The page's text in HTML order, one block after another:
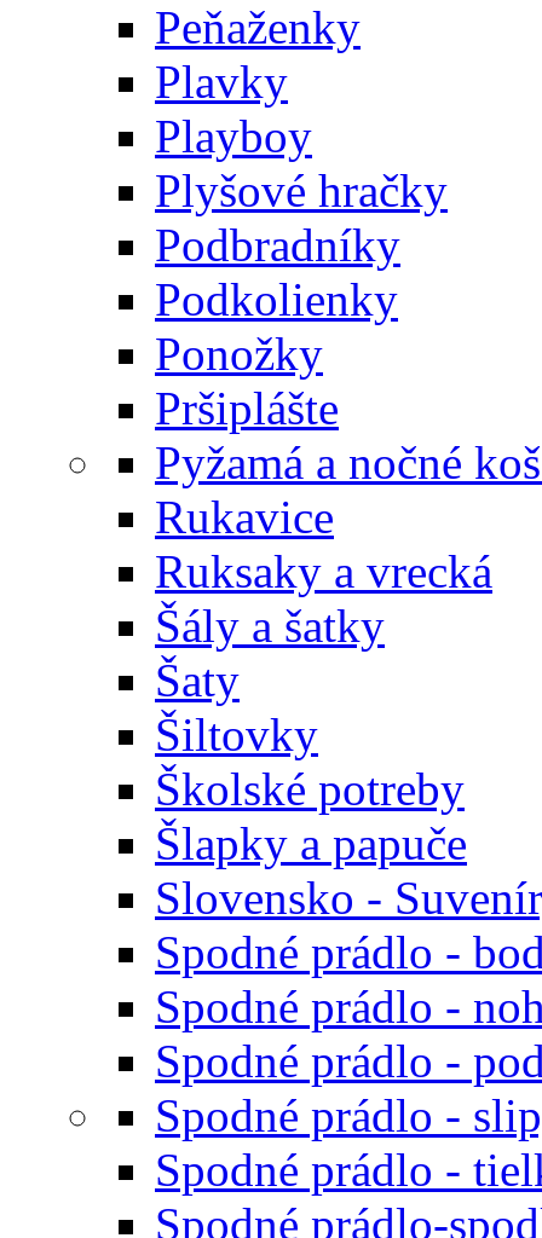
Peňaženky
Plavky
Playboy
Plyšové hračky
Podbradníky
Podkolienky
Ponožky
Pršiplášte
Pyžamá a nočné
Rukavice
Ruksaky a vrecká
Šály a šatky
Šaty
Šiltovky
Školské potreby
Šlapky a papuče
Slovensko -
Spodné prádlo -
Spodné prádlo -
Spodné prádlo -
Spodné prádlo -
Spodné prádlo -
Spodné prádlo-